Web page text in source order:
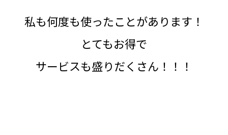
私も何度も使ったことがあります！
とてもお得で
サービスも盛りだくさん！！！